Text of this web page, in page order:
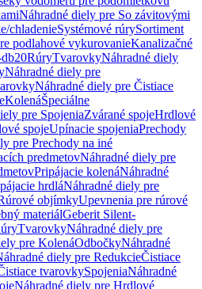
Náhradné diely pre So závitovými
chladenieSystémové rúrySortiment
podlahové vykurovanieKanalizačné
RúryTvarovkyNáhradné diely
Náhradné diely pre
Náhradné diely pre Čistiace
KolenáŠpeciálne
pre SpojeniaZvárané spojeHrdlové
spojeUpínacie spojeniaPrechody
pre Prechody na iné
predmetovNáhradné diely pre
Pripájacie kolenáNáhradné
hrdláNáhradné diely pre
objímkyUpevnenia pre rúrové
materiálGeberit Silent-
TvarovkyNáhradné diely pre
pre KolenáOdbočkyNáhradné
diely pre RedukcieČistiace
tvarovkySpojeniaNáhradné
Náhradné diely pre Hrdlové